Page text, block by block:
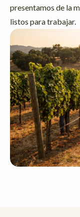
presentamos de la
listos para trabajar.